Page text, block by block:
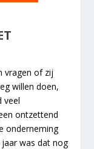
vragen of zij
willen doen,
veel
ontzettend
onderneming
was dat nog